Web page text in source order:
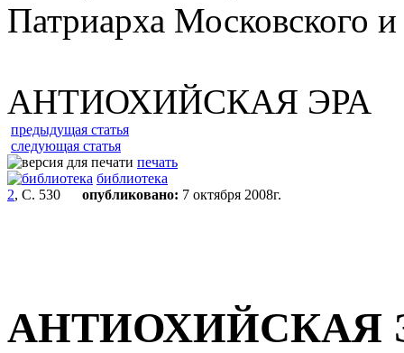
Патриарха Московского
АНТИОХИЙСКАЯ ЭРА
предыдущая статья
следующая статья
печать
библиотека
2, С. 530 опубликовано: 7 октября 2008г.
АНТИОХИЙСКАЯ